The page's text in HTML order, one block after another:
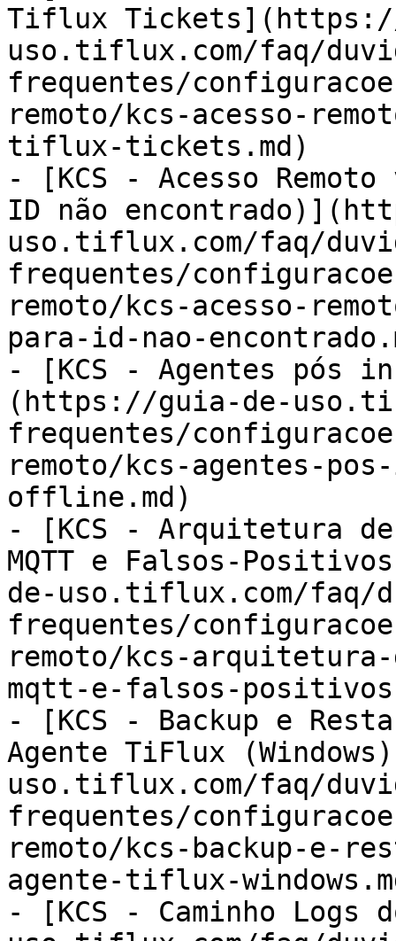
Tiflux
uso.tiflux.com/faq/
frequentes/
remoto/kcs-acesso-
tiflux-tickets.md)
- [KCS - Acesso
ID não
uso.tiflux.com/faq/
frequentes/
remoto/kcs-acesso-
para-id-nao-
- [KCS - Agentes pós
(https://guia-de-
frequentes/
remoto/kcs-agentes-
offline.md)
- [KCS - Arquitetura de
MQTT e Falsos-
de-uso.tiflux.com/faq/
frequentes/
remoto/kcs-
mqtt-e-falsos-
- [KCS - Backup e
Agente TiFlux
uso.tiflux.com/faq/
frequentes/
remoto/kcs-backup-e-
agente-tiflux-
- [KCS - Caminho